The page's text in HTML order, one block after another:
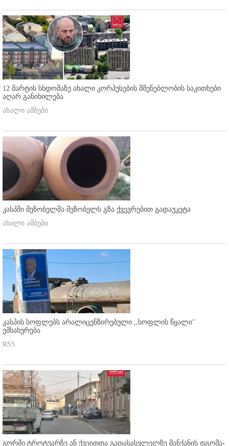
12 მარტის სხდომაზე ახალი კორპუსების მშენებლობის საკითხები
აღარ განიხილება
ახალი ამბები
კასპში მეზობელმა მეზობელს გზა ქვევრებით გადაუკეტა
ახალი ამბები
კასპის სოფლებს არალიცენზირებული ,,სოფლის წყალი"
ემსახურება
RSS
გორში ტროტუარზე ან ქვეითთა გადასასვლელზე მანქანის დგომა-